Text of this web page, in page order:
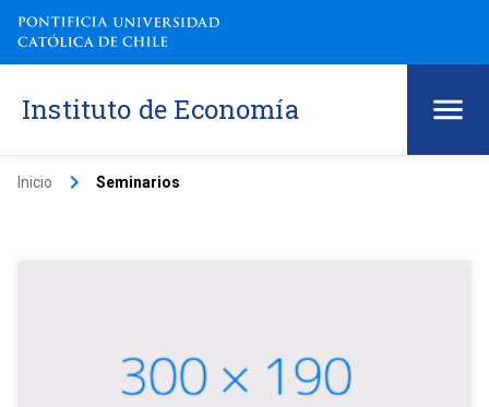
Instituto de Economía
Inicio keyboard_arrow_right Seminarios